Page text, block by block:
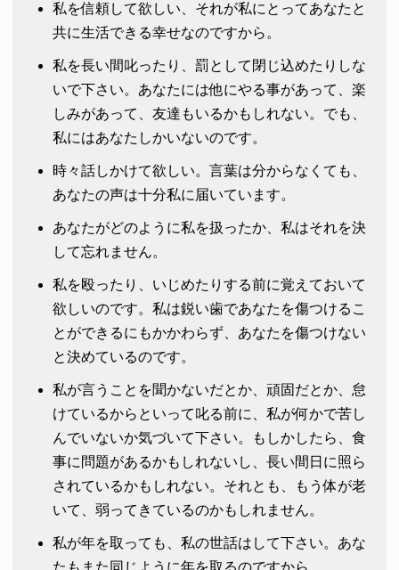
私を信頼して欲しい、それが私にとってあなたと
共に生活できる幸せなのですから。
私を長い間叱ったり、罰として閉じ込めたりしな
いで下さい。あなたには他にやる事があって、楽
しみがあって、友達もいるかもしれない。でも、
私にはあなたしかいないのです。
時々話しかけて欲しい。言葉は分からなくても、
あなたの声は十分私に届いています。
あなたがどのように私を扱ったか、私はそれを決
して忘れません。
私を殴ったり、いじめたりする前に覚えておいて
欲しいのです。私は鋭い歯であなたを傷つけるこ
とができるにもかかわらず、あなたを傷つけない
と決めているのです。
私が言うことを聞かないだとか、頑固だとか、怠
けているからといって叱る前に、私が何かで苦し
んでいないか気づいて下さい。もしかしたら、食
事に問題があるかもしれないし、長い間日に照ら
されているかもしれない。それとも、もう体が老
いて、弱ってきているのかもしれません。
私が年を取っても、私の世話はして下さい。あな
たもまた同じように年を取るのですから。